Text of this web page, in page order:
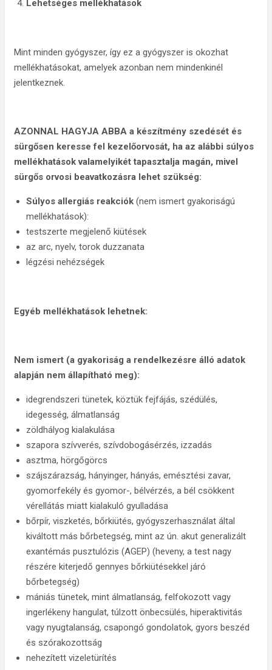
Lehetséges mellékhatások
Mint minden gyógyszer, így ez a gyógyszer is okozhat
mellékhatásokat, amelyek azonban nem mindenkinél
jelentkeznek.
AZONNAL HAGYJA ABBA a készítmény szedését és
sürgősen keresse fel kezelőorvosát, ha az alábbi súlyos
mellékhatások valamelyikét tapasztalja magán, mivel
sürgős orvosi beavatkozásra lehet szükség:
Súlyos allergiás reakciók (nem ismert gyakoriságú
mellékhatások):
testszerte megjelenő kiütések
az arc, nyelv, torok duzzanata
légzési nehézségek
Egyéb mellékhatások lehetnek:
Nem ismert (a gyakoriság a rendelkezésre álló adatok
alapján nem állapítható meg):
idegrendszeri tünetek, köztük fejfájás, szédülés,
idegesség, álmatlanság
zöldhályog kialakulása
szapora szívverés, szívdobogásérzés, izzadás
asztma, hörgőgörcs
szájszárazság, hányinger, hányás, emésztési zavar,
gyomorfekély és gyomor-, bélvérzés, a bél csökkent
vérellátás miatt kialakuló gyulladása
bőrpír, viszketés, bőrkiütés, gyógyszerhasználat által
kiváltott más bőrbetegség, mint az ún. akut generalizált
exantémás pusztulózis (AGEP) (heveny, a test nagy
részére kiterjedő gennyes bőrkiütésekkel járó
bőrbetegség)
mániás tünetek, mint álmatlanság, felfokozott vagy
ingerlékeny hangulat, túlzott önbecsülés, hiperaktivitás
vagy nyugtalanság, csapongó gondolatok, gyors beszéd
és szórakozottság
nehezített vizeletürítés